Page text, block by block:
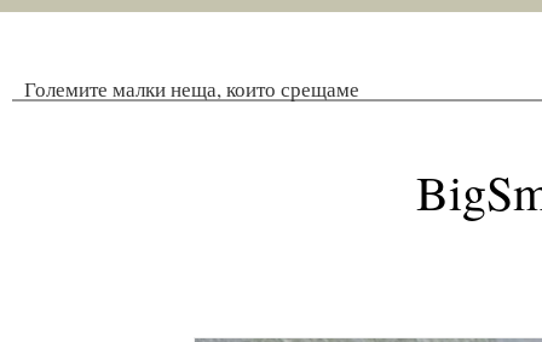
Големите малки неща, които срещаме